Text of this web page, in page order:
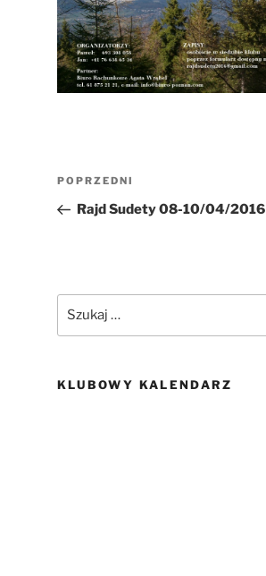
Nawigacja
Poprzedni
wpis
POPRZEDNI
Rajd Sudety 08-10/04/2016
KLUBOWY KALENDARZ